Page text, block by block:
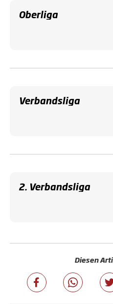
Oberliga
Verbandsliga
2. Verbandsliga
Diesen